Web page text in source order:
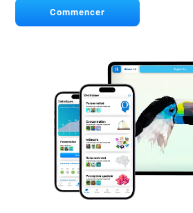
Commencer